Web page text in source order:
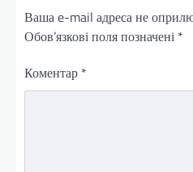
Ваша e-mail адреса не
Обов’язкові поля позначені *
Коментар *